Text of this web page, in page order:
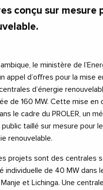
conçu sur mesure
le ministère de
appel d’offres pour la mise
d’énergie
de 160 MW. Cette mise en
le cadre du PROLER, un
public taillé sur mesure pour
renouvelable.
projets sont des centrales
individuelle de 40 MW dans
Manje et Lichinga. Une